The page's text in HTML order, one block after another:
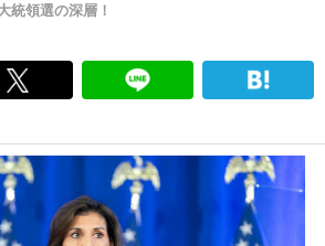
統領選の深層！